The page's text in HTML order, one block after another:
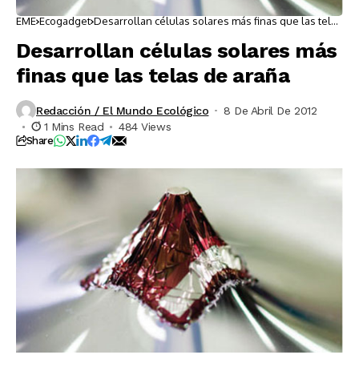
EME Ecogadget Desarrollan células solares más finas que las telas
Desarrollan células solares más
finas que las telas de araña
Redacción / El Mundo Ecológico
8 De Abril De 2012
1 Mins Read
484 Views
Share